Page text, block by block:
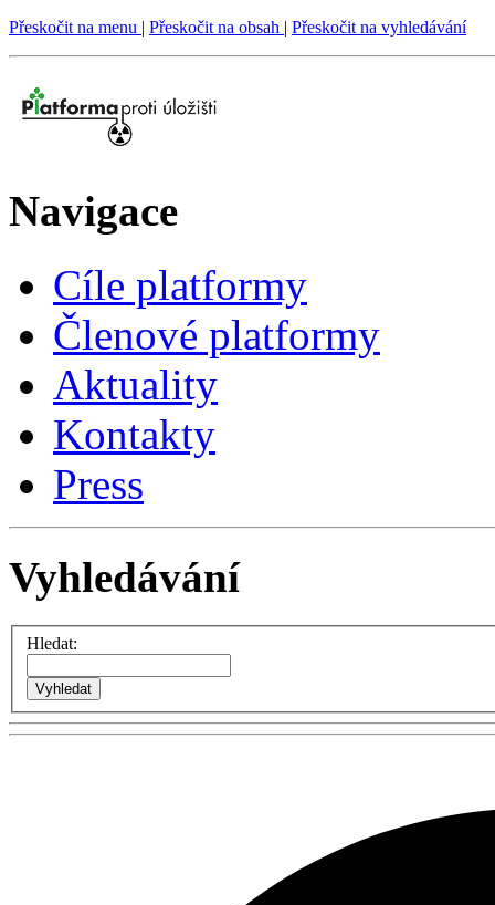
Přeskočit na menu | Přeskočit na obsah | Přeskočit na vyhledávání
Navigace
Cíle platformy
Členové platformy
Aktuality
Kontakty
Press
Vyhledávání
Hledat: